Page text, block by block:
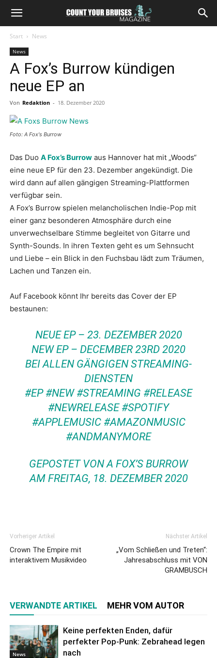
Start News
News
A Fox’s Burrow kündigen
neue EP an
Von Redaktion - 18. Dezember 2020
Foto: A Fox's Burrow
Das Duo A Fox’s Burrow aus Hannover hat mit „Woods“
eine neue EP für den 23. Dezember angekündigt. Die
wird dann auf allen gängigen Streaming-Plattformen
verfügbar sein.
A Fox’s Burrow spielen melancholischen Indie-Pop mit
einer ganz besonderen Atmosphäre durch eine
unverwechselbare Stimme begleitet von Gitarre und
Synth-Sounds. In ihren Texten geht es um Sehnsucht
und Liebe – ein Blick in den Fuchsbau lädt zum Träumen,
Lachen und Tanzen ein.
Auf Facebook könnt Ihr bereits das Cover der EP
bestaunen:
NEUE EP – 23. DEZEMBER 2020
NEW EP – DECEMBER 23RD 2020
BEI ALLEN GÄNGIGEN STREAMING-
DIENSTEN
#EP #NEW #STREAMING #RELEASE
#NEWRELEASE #SPOTIFY
#APPLEMUSIC #AMAZONMUSIC
#ANDMANYMORE
GEPOSTET VONA FOX’S BURROW
AM FREITAG, 18. DEZEMBER 2020
Vorheriger Artikel
Crown The Empire mit
interaktivem Musikvideo
Nächster Artikel
„Vom Schließen und Treten“:
Jahresabschluss mit VON
GRAMBUSCH
VERWANDTE ARTIKEL MEHR VOM AUTOR
News
Keine perfekten Enden, dafür
perfekter Pop-Punk: Zebrahead legen
nach